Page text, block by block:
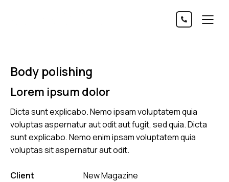
Body polishing
Lorem ipsum dolor
Dicta sunt explicabo. Nemo ipsam voluptatem quia
voluptas aspernatur aut odit aut fugit, sed quia. Dicta
sunt explicabo. Nemo enim ipsam voluptatem quia
voluptas sit aspernatur aut odit.
Client
New Magazine